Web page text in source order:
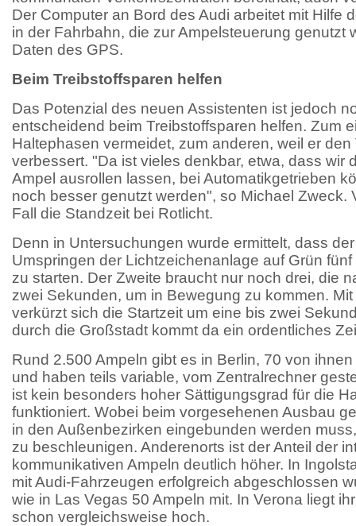
Der Computer an Bord des Audi arbeitet mit Hilfe
in der Fahrbahn, die zur Ampelsteuerung genutzt
Daten des GPS.
Beim Treibstoffsparen helfen
Das Potenzial des neuen Assistenten ist jedoch
entscheidend beim Treibstoffsparen helfen. Zum
Haltephasen vermeidet, zum anderen, weil er
verbessert. "Da ist vieles denkbar, etwa, dass wir
Ampel ausrollen lassen, bei Automatikgetrieben
noch besser genutzt werden", so Michael Zweck.
Fall die Standzeit bei Rotlicht.
Denn in Untersuchungen wurde ermittelt, dass
Umspringen der Lichtzeichenanlage auf Grün
zu starten. Der Zweite braucht nur noch drei, die
zwei Sekunden, um in Bewegung zu kommen.
verkürzt sich die Startzeit um eine bis zwei
durch die Großstadt kommt da ein ordentliches
Rund 2.500 Ampeln gibt es in Berlin, 70 von
und haben teils variable, vom Zentralrechner
ist kein besonders hoher Sättigungsgrad für die
funktioniert. Wobei beim vorgesehenen Ausbau
in den Außenbezirken eingebunden werden
zu beschleunigen. Anderenorts ist der Anteil der
kommunikativen Ampeln deutlich höher. In
mit Audi-Fahrzeugen erfolgreich abgeschlossen
wie in Las Vegas 50 Ampeln mit. In Verona liegt
schon vergleichsweise hoch.